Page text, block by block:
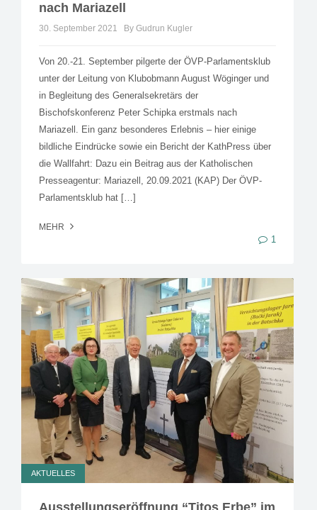
nach Mariazell
30. September 2021 By Gudrun Kugler
Von 20.-21. September pilgerte der ÖVP-Parlamentsklub
unter der Leitung von Klubobmann August Wöginger und
in Begleitung des Generalsekretärs der
Bischofskonferenz Peter Schipka erstmals nach
Mariazell. Ein ganz besonderes Erlebnis – hier einige
bildliche Eindrücke sowie ein Bericht der KathPress über
die Wallfahrt: Dazu ein Beitrag aus der Katholischen
Presseagentur: Mariazell, 20.09.2021 (KAP) Der ÖVP-
Parlamentsklub hat […]
MEHR
1
AKTUELLES
Ausstellungseröffnung “Titos Erbe” im